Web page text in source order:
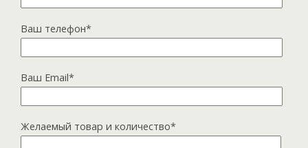
Ваш телефон*
Ваш Email*
Желаемый товар и количество*